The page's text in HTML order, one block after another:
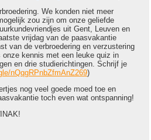
We konden niet meer
zou zijn om onze geliefde
uit Gent, Leuven en
vrijdag van de paasvakantie
van de verbroedering en verzustering
kennis met een leuke quiz in
en drie studierichtingen. Schrijf je
nQqgRPnbZfmAnZ269)
nog veel goede moed toe en
toch even wat ontspanning!